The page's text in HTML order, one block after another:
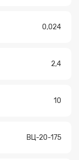
0,024
2,4
10
ВЦ-20-175